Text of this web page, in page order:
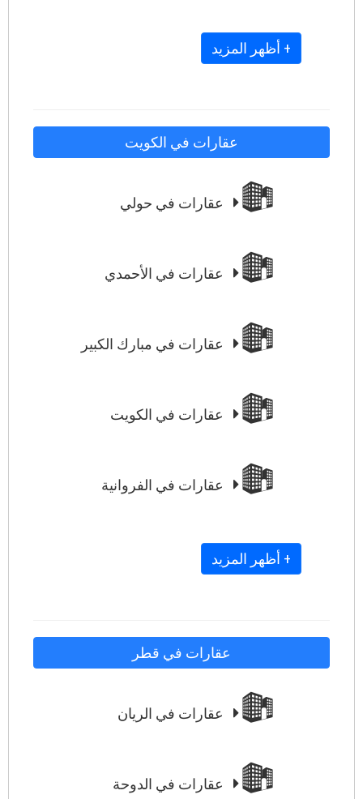
+ أظهر المزيد
عقارات في الكويت
عقارات في حولي
عقارات في الأحمدي
عقارات في مبارك الكبير
عقارات في الكويت
عقارات في الفروانية
+ أظهر المزيد
عقارات في قطر
عقارات في الريان
عقارات في الدوحة